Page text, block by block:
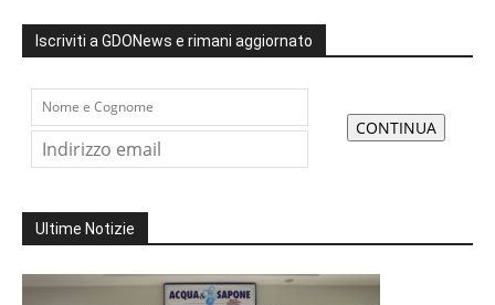
Iscriviti a GDONews e rimani aggiornato
Ultime Notizie